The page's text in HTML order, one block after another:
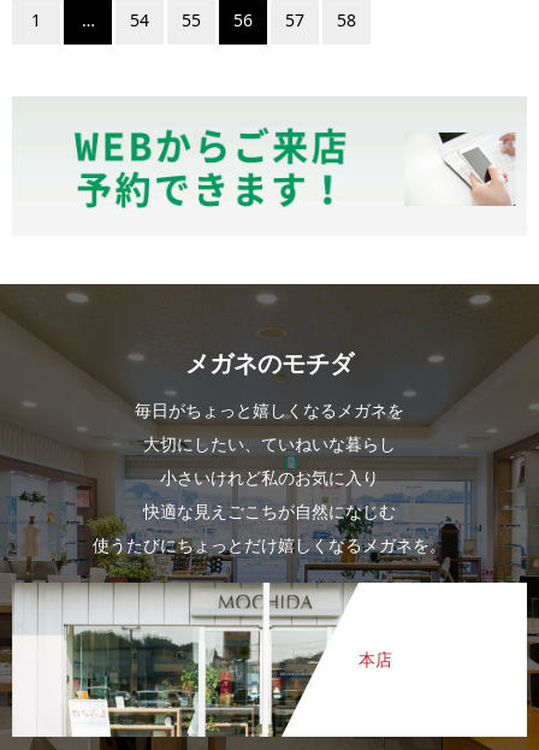
1 … 54 55 56 57 58
メガネのモチダ
毎日がちょっと嬉しくなるメガネを
大切にしたい、ていねいな暮らし
小さいけれど私のお気に入り
快適な見えごこちが自然になじむ
使うたびにちょっとだけ嬉しくなるメガネを。
本店